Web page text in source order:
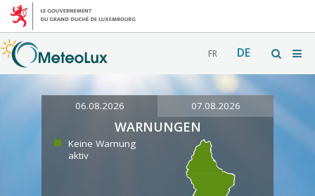
FR DE
06.08.2026 07.08.2026
WARNUNGEN
Keine Warnung
aktiv